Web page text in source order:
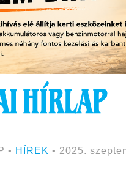
• HÍREK • 2025.